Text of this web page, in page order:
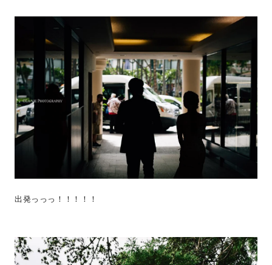
出発っっっ！！！！！